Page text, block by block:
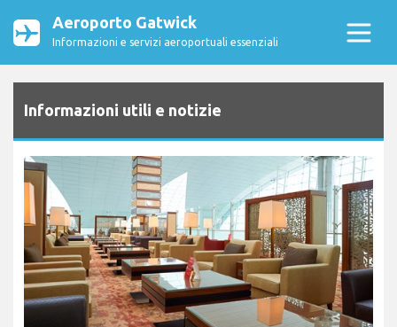
Aeroporto Gatwick
Informazioni e servizi aeroportuali essenziali
Informazioni utili e notizie